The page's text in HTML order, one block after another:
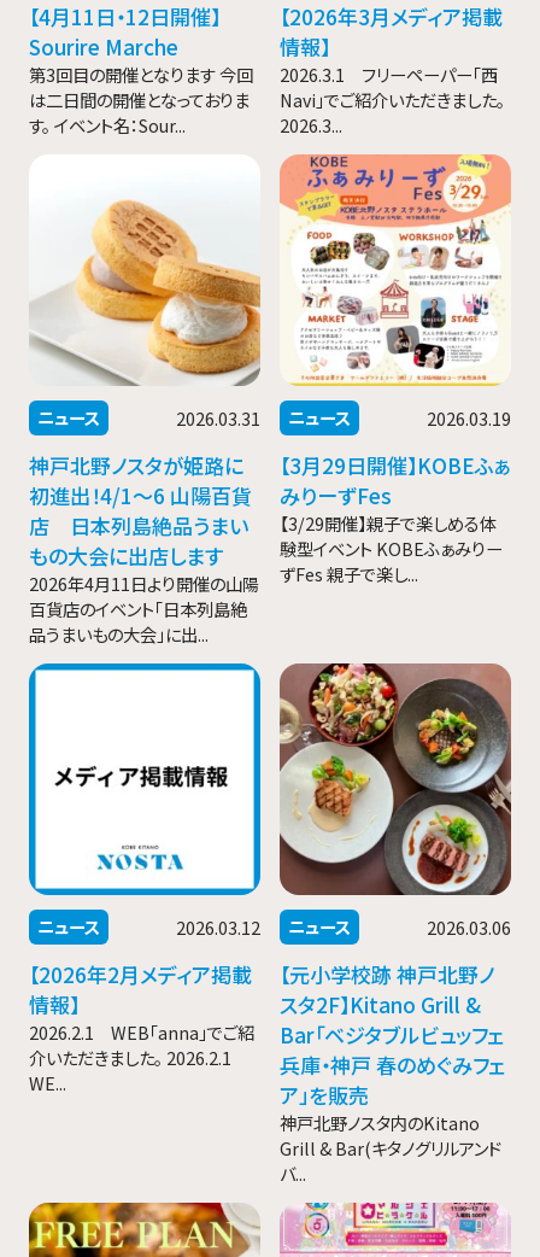
【4月11日・12日開催】
Sourire Marche
第3回目の開催となります 今回
は二日間の開催となっておりま
す。 イベント名：Sour...
【2026年3月メディア掲載
情報】
2026.3.1 フリーペーパー「西
Navi」でご紹介いただきました。
2026.3...
ニュース 2026.03.31
神戸北野ノスタが姫路に
初進出！4/1〜6 山陽百貨
店 日本列島絶品うまい
もの大会に出店します
2026年4月11日より開催の山陽
百貨店のイベント「日本列島絶
品うまいもの大会」に出...
ニュース 2026.03.19
【3月29日開催】KOBEふぁ
みりーずFes
【3/29開催】親子で楽しめる体
験型イベント KOBEふぁみりー
ずFes 親子で楽し...
ニュース 2026.03.12
【2026年2月メディア掲載
情報】
2026.2.1 WEB「anna」でご紹
介いただきました。 2026.2.1
WE...
ニュース 2026.03.06
【元小学校跡 神戸北野ノ
スタ2F】Kitano Grill &
Bar「ベジタブルビュッフェ
兵庫・神戸 春のめぐみフェ
ア」を販売
神戸北野ノスタ内のKitano
Grill & Bar(キタノグリルアンド
バ...